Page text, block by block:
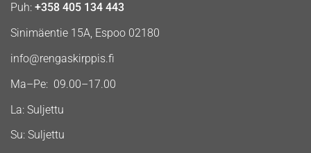
Puh: +358 405 134 443
Sinimäentie 15A, Espoo 02180
info@rengaskirppis.fi
Ma–Pe: 09.00–17.00
La: Suljettu
Su: Suljettu